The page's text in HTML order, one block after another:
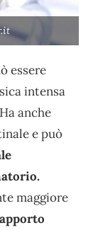
essere
intensa
anche
e può
maggiore
apporto